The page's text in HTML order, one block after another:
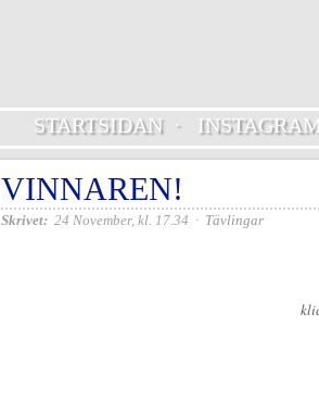
STARTSIDAN·
VINNAREN!
Skrivet: 24 November, kl. 17.34 · Tävlingar